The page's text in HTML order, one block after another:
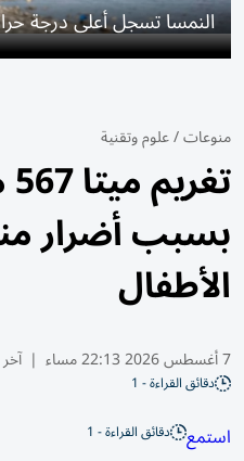
النمسا تسجل أعلى درجة
منوعات/علوم وتقنية
بسبب أضرار
الأطفال
7 أغسطس 2026 22:13 مساء |
دقائق القراءة - 1
استمع دقائق القراءة - 1